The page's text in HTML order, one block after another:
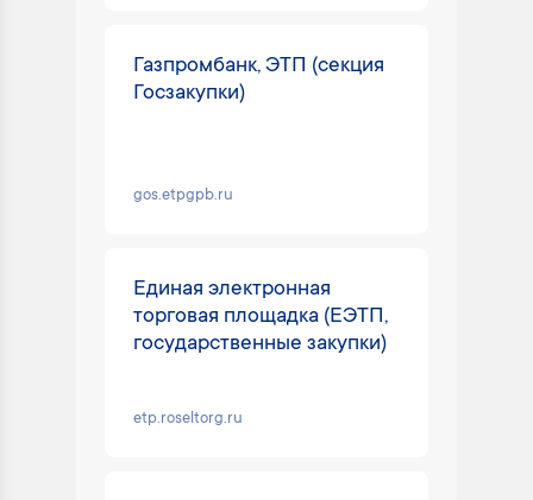
Газпромбанк, ЭТП (секция
Госзакупки)
gos.etpgpb.ru
Единая электронная
торговая площадка (ЕЭТП,
государственные закупки)
etp.roseltorg.ru